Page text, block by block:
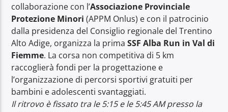
collaborazione con l’Associazione Provinciale
Protezione Minori (APPM Onlus) e con il patrocinio
dalla presidenza del Consiglio regionale del Trentino
Alto Adige, organizza la primaSSF Alba Run in Val di
Fiemme. La corsa non competitiva di 5 km
raccoglierà fondi per la progettazione e
l’organizzazione di percorsi sportivi gratuiti per
bambini e adolescenti svantaggiati.
Il ritrovo è fissato tra le 5:15 e le 5:45 AM presso la